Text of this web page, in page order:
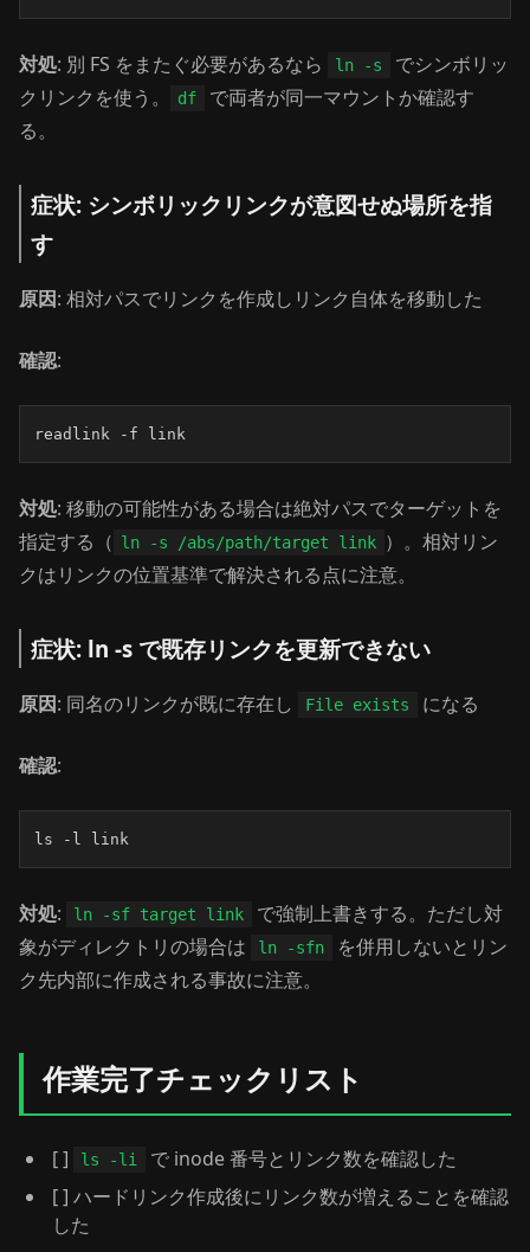
対処: 別 FS をまたぐ必要があるなら ln -s
でシンボリッ
クリンクを使う。
df
で両者が同一マウントか確認す
る。
症状: シンボリックリンクが意図せぬ場所を指
す
原因: 相対パスでリンクを作成しリンク自体を移動した
確認:
readlink -f link
対処: 移動の可能性がある場合は絶対パスでターゲットを
指定する（ ln -s /abs/path/target link ）。相対リン
クはリンクの位置基準で解決される点に注意。
症状: ln -s で既存リンクを更新できない
原因: 同名のリンクが既に存在し File exists になる
確認:
ls -l link
対処: ln -sf target link
で強制上書きする。ただし対
象がディレクトリの場合は
ln -sfn
を併用しないとリン
ク先内部に作成される事故に注意。
作業完了チェックリスト
[ ] ls -li
で inode 番号とリンク数を確認した
[ ] ハードリンク作成後にリンク数が増えることを確認
した